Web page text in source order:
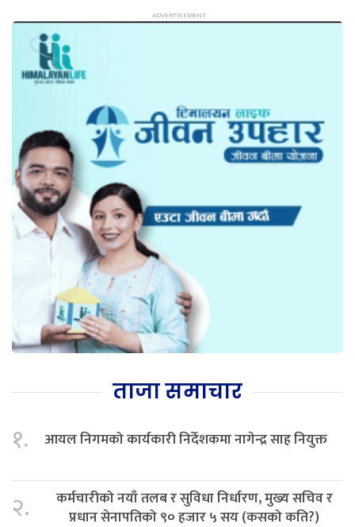
ताजा समाचार
१. आयल निगमको कार्यकारी निर्देशकमा नागेन्द्र साह नियुक्त
२.
कर्मचारीको नयाँ तलब र सुविधा निर्धारण, मुख्य सचिव र
प्रधान सेनापतिको ९० हजार ५ सय (कसको कति?)